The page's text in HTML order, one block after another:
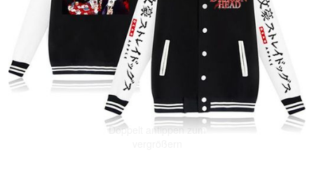
Doppelt antippen zum